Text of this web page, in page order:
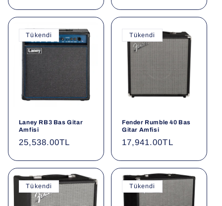
Tükendi
Laney RB3 Bas Gitar
Amfisi
Normal
25,538.00TL
Tükendi
Fender Rumble 40 Bas
Gitar Amfisi
Normal
17,941.00TL
Tükendi Tükendi